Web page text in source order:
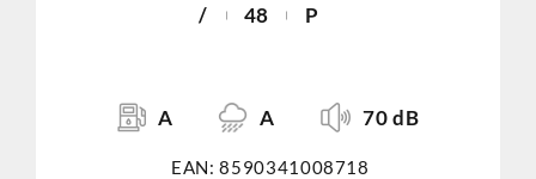
/ 48 P
A A 70 dB
EAN: 8590341008718